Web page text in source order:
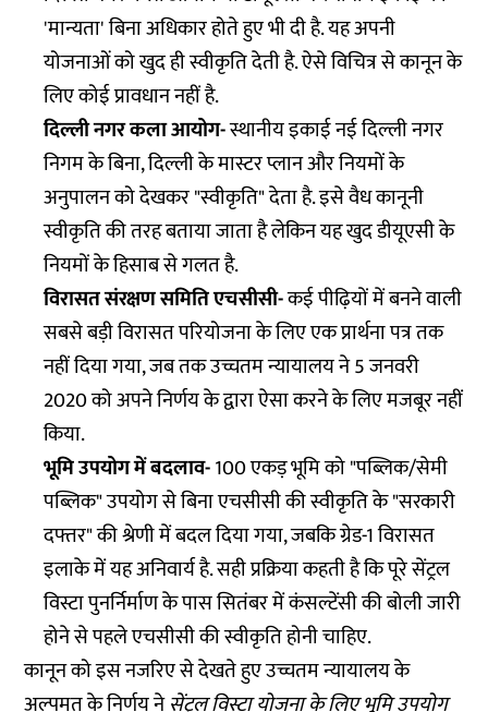
'मान्यता' बिना अधिकार होते हुए भी दी है. यह अपनी
योजनाओं को खुद ही स्वीकृति देती है. ऐसे विचित्र से कानून के
लिए कोई प्रावधान नहीं है.
दिल्ली नगर कला आयोग-स्थानीय इकाई नई दिल्ली नगर
निगम के बिना, दिल्ली के मास्टर प्लान और नियमों के
अनुपालन को देखकर "स्वीकृति" देता है. इसे वैध कानूनी
स्वीकृति की तरह बताया जाता है लेकिन यह खुद डीयूएसी के
नियमों के हिसाब से गलत है.
विरासत संरक्षण समिति एचसीसी-कई पीढ़ियों में बनने वाली
सबसे बड़ी विरासत परियोजना के लिए एक प्रार्थना पत्र तक
नहीं दिया गया, जब तक उच्चतम न्यायालय ने 5 जनवरी
2020 को अपने निर्णय के द्वारा ऐसा करने के लिए मजबूर नहीं
किया.
भूमि उपयोग में बदलाव-100 एकड़ भूमि को "पब्लिक/सेमी
पब्लिक" उपयोग से बिना एचसीसी की स्वीकृति के "सरकारी
दफ्तर" की श्रेणी में बदल दिया गया, जबकि ग्रेड-1 विरासत
इलाके में यह अनिवार्य है. सही प्रक्रिया कहती है कि पूरे सेंट्रल
विस्टा पुनर्निर्माण के पास सितंबर में कंसल्टेंसी की बोली जारी
होने से पहले एचसीसी की स्वीकृति होनी चाहिए.
कानून को इस नजरिए से देखते हुए उच्चतम न्यायालय के
अल्पमत के निर्णय नेसेंट्रल विस्टा योजना के लिए भूमि उपयोग